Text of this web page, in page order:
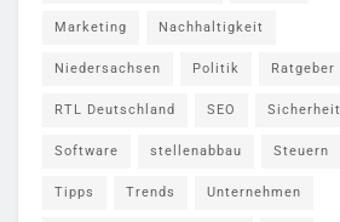
Marketing Nachhaltigkeit
Niedersachsen Politik Ratgeber
RTL Deutschland SEO Sicherheit
Software stellenabbau Steuern
Tipps Trends Unternehmen